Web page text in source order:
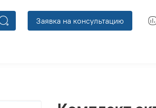
Заявка на консультацию